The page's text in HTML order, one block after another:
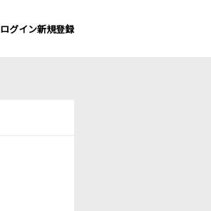
ログイン新規登録